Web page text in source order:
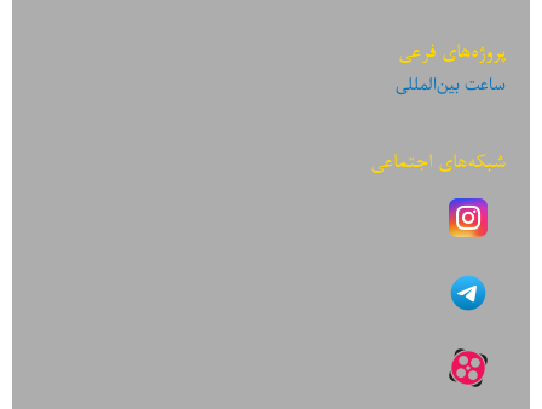
پروژه‌های فرعی
ساعت بین‌المللی
شبکه‌های اجتماعی